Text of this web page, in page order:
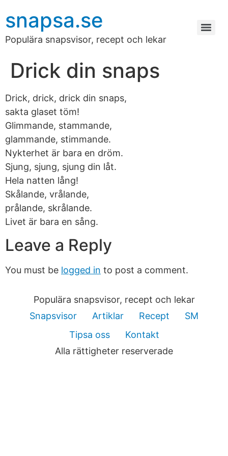
snapsa.se
Populära snapsvisor, recept och lekar
Drick din snaps
Drick, drick, drick din snaps,
sakta glaset töm!
Glimmande, stammande,
glammande, stimmande.
Nykterhet är bara en dröm.
Sjung, sjung, sjung din låt.
Hela natten lång!
Skålande, vrålande,
prålande, skrålande.
Livet är bara en sång.
Leave a Reply
You must be logged in to post a comment.
Populära snapsvisor, recept och lekar
Snapsvisor
Artiklar Recept
SM
Tipsa oss
Kontakt
Alla rättigheter reserverade